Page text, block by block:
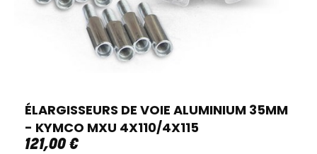
ÉLARGISSEURS DE VOIE ALUMINIUM 35MM
- KYMCO MXU 4X110/4X115
121,00€